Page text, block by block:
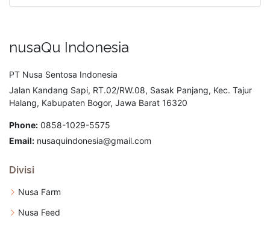
nusaQu Indonesia
PT Nusa Sentosa Indonesia
Jalan Kandang Sapi, RT.02/RW.08, Sasak Panjang, Kec. Tajur
Halang, Kabupaten Bogor, Jawa Barat 16320
Phone: 0858-1029-5575
Email: nusaquindonesia@gmail.com
Divisi
Nusa Farm
Nusa Feed